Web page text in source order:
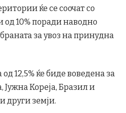
ќе се соочат со
10% поради наводно
за увоз на принудна
12,5% ќе биде воведена за
Јужна Кореја, Бразил и
други земји.